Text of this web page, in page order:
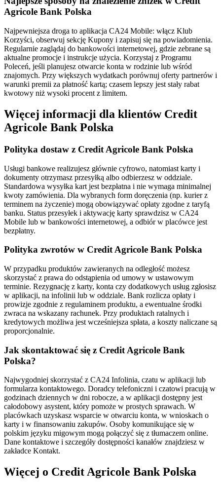
Agricole Bank Polska
Najpewniejsza droga to aplikacja CA24 Mobile: włącz Klub
Korzyści, obserwuj sekcję Kupony i zapisuj się na powiadomienia.
Regularnie zaglądaj do bankowości internetowej, gdzie zebrane są
aktualne promocje i instrukcje użycia. Korzystaj z Programu
Poleceń, jeśli planujesz otwarcie konta w rodzinie lub wśród
znajomych. Przy większych wydatkach porównuj oferty partnerów i
warunki premii za płatność kartą; czasem lepszy jest stały rabat
kwotowy niż wysoki procent z limitem.
Więcej informacji dla klientów Credit
Agricole Bank Polska
Polityka dostaw z Credit Agricole Bank Polska
Usługi bankowe realizujesz głównie cyfrowo, natomiast karty i
dokumenty otrzymasz przesyłką albo odbierzesz w oddziale.
Standardowa wysyłka kart jest bezpłatna i nie wymaga minimalnej
kwoty zamówienia. Dla wybranych form doręczenia (np. kurier z
terminem na życzenie) mogą obowiązywać opłaty zgodne z taryfą
banku. Status przesyłek i aktywację karty sprawdzisz w CA24
Mobile lub w bankowości internetowej, a odbiór w placówce jest
bezpłatny.
Polityka zwrotów w Credit Agricole Bank Polska
W przypadku produktów zawieranych na odległość możesz
skorzystać z prawa do odstąpienia od umowy w ustawowym
terminie. Rezygnację z karty, konta czy dodatkowych usług zgłosisz
w aplikacji, na infolinii lub w oddziale. Bank rozlicza opłaty i
prowizje zgodnie z regulaminem produktu, a ewentualne środki
zwraca na wskazany rachunek. Przy produktach ratalnych i
kredytowych możliwa jest wcześniejsza spłata, a koszty naliczane są
proporcjonalnie.
Jak skontaktować się z Credit Agricole Bank
Polska?
Najwygodniej skorzystać z CA24 Infolinia, czatu w aplikacji lub
formularza kontaktowego. Doradcy telefoniczni i czatowi pracują w
godzinach dziennych w dni robocze, a w aplikacji dostępny jest
całodobowy asystent, który pomoże w prostych sprawach. W
placówkach uzyskasz wsparcie w otwarciu konta, w wnioskach o
karty i w finansowaniu zakupów. Osoby komunikujące się w
polskim języku migowym mogą połączyć się z tłumaczem online.
Dane kontaktowe i szczegóły dostępności kanałów znajdziesz w
zakładce Kontakt.
Więcej o Credit Agricole Bank Polska